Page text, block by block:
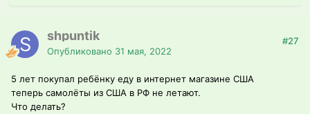
shpuntik
Опубликовано 31 мая, 2022
#27
5 лет покупал ребёнку еду в интернет магазине США
теперь самолёты из США в РФ не летают.
Что делать?